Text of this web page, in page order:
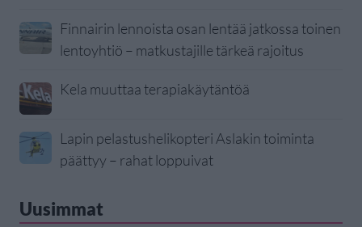
Finnairin lennoista osan lentää jatkossa toinen
lentoyhtiö – matkustajille tärkeä rajoitus
Kela muuttaa terapiakäytäntöä
Lapin pelastushelikopteri Aslakin toiminta
päättyy – rahat loppuivat
Uusimmat